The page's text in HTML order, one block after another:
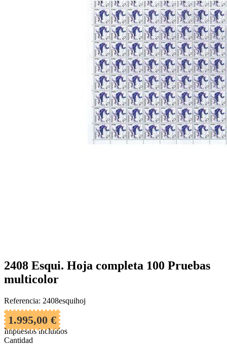
2408 Esqui. Hoja completa 100 Pruebas
multicolor
Referencia: 2408esquihoj
1.995,00 €
Impuestos incluidos
Cantidad